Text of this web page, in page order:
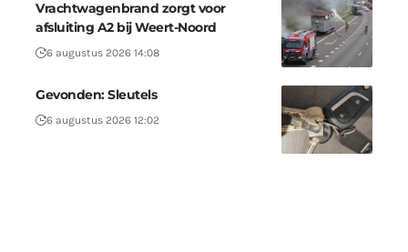
Vrachtwagenbrand zorgt voor
afsluiting A2 bij Weert-Noord
6 augustus 2026 14:08
Gevonden: Sleutels
6 augustus 2026 12:02